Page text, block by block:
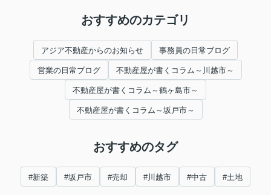
おすすめのカテゴリ
アジア不動産からのお知らせ 事務員の日常ブログ
営業の日常ブログ 不動産屋が書くコラム～川越市～
不動産屋が書くコラム～鶴ヶ島市～
不動産屋が書くコラム～坂戸市～
おすすめのタグ
#新築 #坂戸市 #売却 #川越市 #中古 #土地